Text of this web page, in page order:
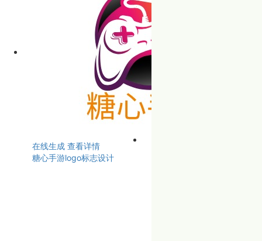
在线生成 查看详情
糖心手游logo标志设计